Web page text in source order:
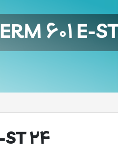
601 E-
ST 24